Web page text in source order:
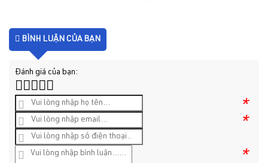
BÌNH LUẬN CỦA BẠN
Đánh giá của bạn:
*
*
*